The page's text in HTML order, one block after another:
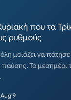
που τα
ρυθμούς
μοιάζει να πάτησε
παύσης. Το μεσημέρι
Aug 9